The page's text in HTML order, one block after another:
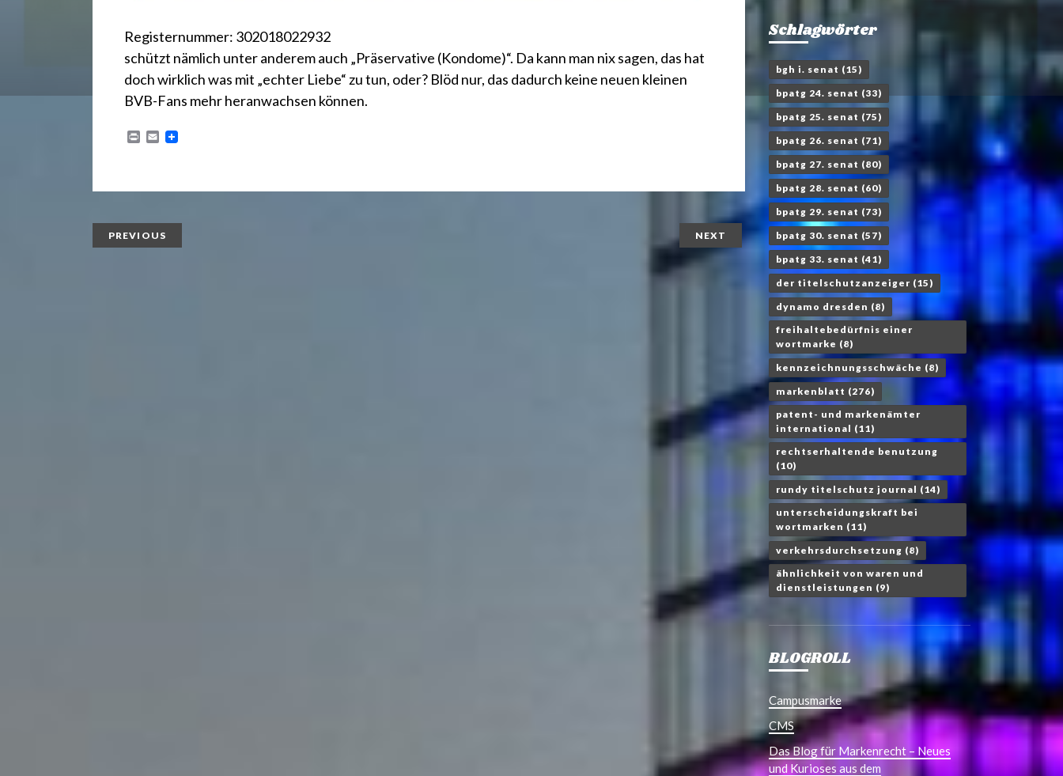
e
Registernummer: 302018022932
schützt nämlich unter anderem auch „Präservative (Kondome)“. Da kann man nix sagen, das hat
doch wirklich was mit „echter Liebe“ zu tun, oder? Blöd nur, das dadurch keine neuen kleinen
BVB-Fans mehr heranwachsen können.
P
E
PREVIOUS NEXT
Schlagwörter
bgh i. senat (15)
bpatg 24. senat (33)
bpatg 25. senat (75)
bpatg 26. senat (71)
bpatg 27. senat (80)
bpatg 28. senat (60)
bpatg 29. senat (73)
bpatg 30. senat (57)
bpatg 33. senat (41)
der titelschutzanzeiger (15)
dynamo dresden (8)
freihaltebedürfnis einer
wortmarke (8)
kennzeichnungsschwäche (8)
markenblatt (276)
patent- und markenämter
international (11)
rechtserhaltende benutzung
(10)
rundy titelschutz journal (14)
unterscheidungskraft bei
wortmarken (11)
verkehrsdurchsetzung (8)
ähnlichkeit von waren und
dienstleistungen (9)
BLOGROLL
Campusmarke
CMS
Das Blog für Markenrecht – Neues
und Kurioses aus dem